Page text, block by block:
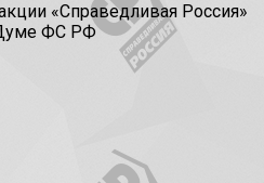
«Справедливая Россия»
ФС РФ